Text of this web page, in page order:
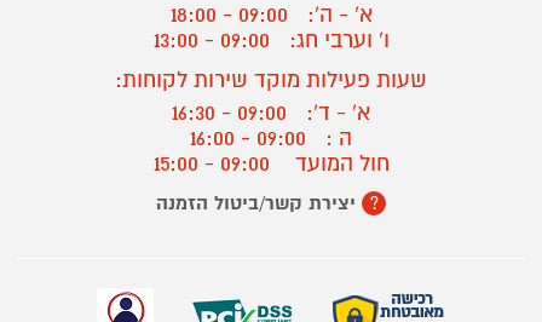
א' - ה':
09:00 - 18:00
ו' וערבי חג:
09:00 - 13:00
שעות פעילות מוקד שירות לקוחות:
א' - ד':
09:00 - 16:30
ה :
09:00 - 16:00
חול המועד
? יצירת קשר/ביטול הזמנה